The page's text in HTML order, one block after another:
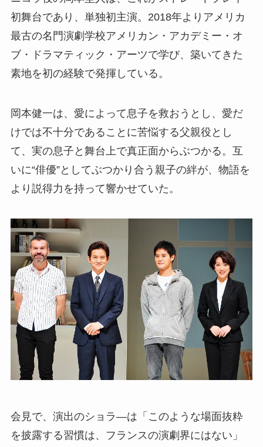
初舞台であり、単独初主演。2018年よりアメリカ
最古の名門演劇学校アメリカン・アカデミー・オ
ブ・ドラマティック・アーツで学び、築いてきた
素地を初の経験で発揮している。
岡本健一は、愛によって息子を救おうとし、愛だ
けでは不十分であることに苦悩する父親役とし
て、実の息子と舞台上で真正面からぶつかる。互
いに“俳優”としてぶつかり合う親子の絆が、物語を
より説得力を持って響かせていた。
会見で、演出のショラ―は「このような場面抜粋
を披露する習慣は、フランスの演劇界にはない」